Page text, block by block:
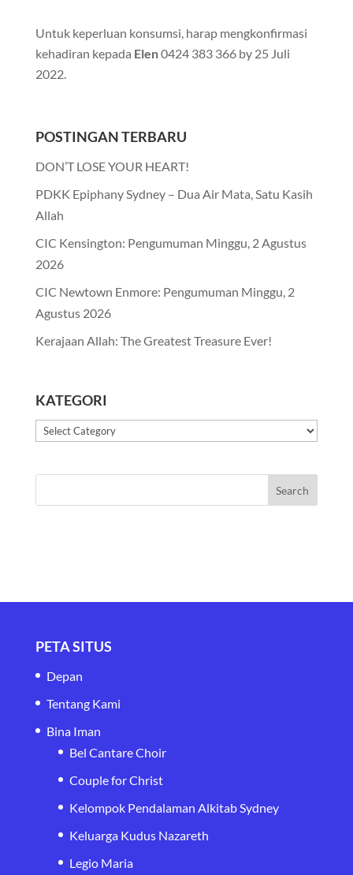
Untuk keperluan konsumsi, harap mengkonfirmasi
kehadiran kepada Elen0424 383 366 by 25 Juli
2022.
POSTINGAN TERBARU
DON’T LOSE YOUR HEART!
PDKK Epiphany Sydney – Dua Air Mata, Satu Kasih
Allah
CIC Kensington: Pengumuman Minggu, 2 Agustus
2026
CIC Newtown Enmore: Pengumuman Minggu, 2
Agustus 2026
Kerajaan Allah: The Greatest Treasure Ever!
KATEGORI
Kategori
PETA SITUS
Depan
Tentang Kami
Bina Iman
Bel Cantare Choir
Couple for Christ
Kelompok Pendalaman Alkitab Sydney
Keluarga Kudus Nazareth
Legio Maria